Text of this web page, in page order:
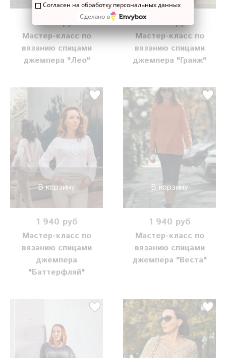
1 940 руб
Мастер-класс по
вязанию спицами
джемпера "Лео"
1 690 руб
Мастер-класс по
вязанию спицами
джемпера "Гранж"
В корзину
1 940 руб
Мастер-класс по
вязанию спицами
джемпера
"Баттерфляй"
В корзину
1 940 руб
Мастер-класс по
вязанию спицами
джемпера "Веста"
Согласен на обработку персональных данных
Сделано в